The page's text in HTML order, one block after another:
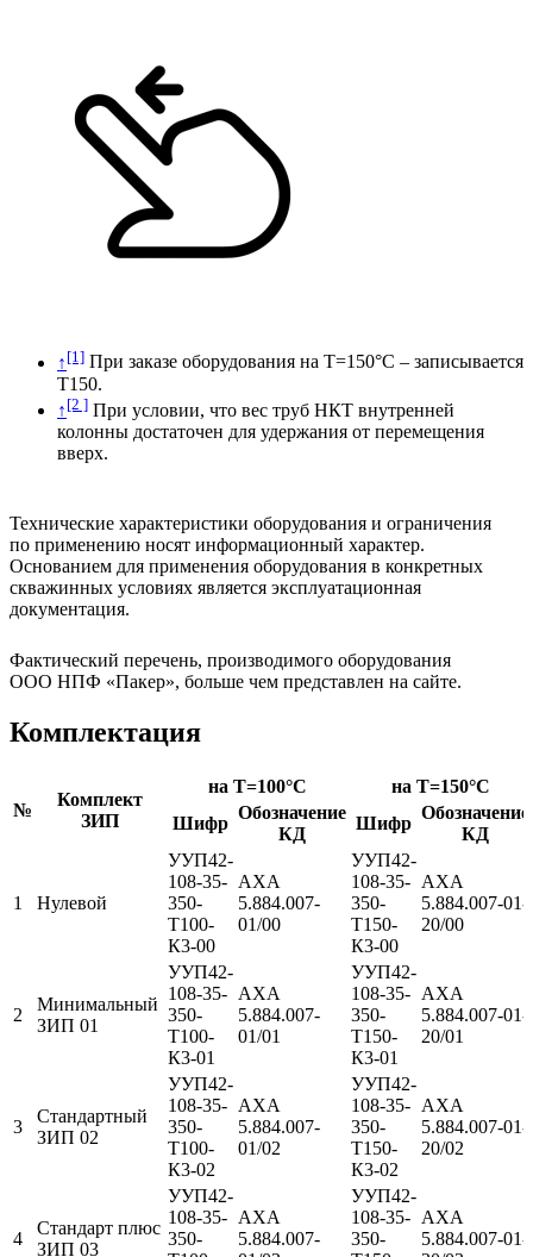
↑ [1] При заказе оборудования на Т=150°С – записывается
Т150.
↑ [2 ] При условии, что вес труб НКТ внутренней
колонны достаточен для удержания от перемещения
вверх.
Технические характеристики оборудования и ограничения
по применению носят информационный характер.
Основанием для применения оборудования в конкретных
скважинных условиях является эксплуатационная
документация.
Фактический перечень, производимого оборудования
ООО НПФ «Пакер», больше чем представлен на сайте.
Комплектация
№
Комплект
ЗИП
на T=100°C
на T=150°C
Шифр
Обозначение
КД
Шифр
Обозначение
КД
1 Нулевой
УУП42-
108-35-
350-
Т100-
К3-00
АХА
5.884.007-
01/00
УУП42-
108-35-
350-
Т150-
К3-00
АХА
5.884.007-01-
20/00
2
Минимальный
ЗИП 01
УУП42-
108-35-
350-
Т100-
К3-01
АХА
5.884.007-
01/01
УУП42-
108-35-
350-
Т150-
К3-01
АХА
5.884.007-01-
20/01
3
Стандартный
ЗИП 02
УУП42-
108-35-
350-
Т100-
К3-02
АХА
5.884.007-
01/02
УУП42-
108-35-
350-
Т150-
К3-02
АХА
5.884.007-01-
20/02
4
Стандарт плюс
ЗИП 03
УУП42-
108-35-
350-
АХА
5.884.007-
УУП42-
108-35-
350-
АХА
5.884.007-01-